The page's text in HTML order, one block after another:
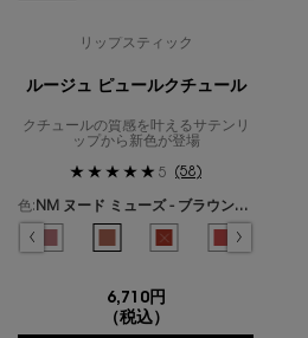
リップスティック
ルージュ ピュールクチュール
クチュールの質感を叶えるサテンリ
ップから新色が登場
5 (58)
色:
NM ヌード ミューズ - ブラウンを忍ばせたウォームヌード
色を選択してください
{1} の場合
チュール、1/36
を含んだピンクヌード のカラー ルージュ ピ
ジュ ピュールクチュール、3/36
カラー ルージュ ピュールクチュール、4/36
たブライトヌード のカラー ルージュ ピュー
魅せるサーモンピンク のカラー ルージュ ピ
- 素肌に馴染むモーヴヌード のカラー ルージ
在庫切れです, N13 エフォートレス マルー
ランデブー - センシュアルなミスティローズ
択済み
品バリエーションは在庫切れです, N15 ヌー
N44 ヌード ラヴァリエール - フレンチ
選択済み
NM ヌード ミューズ - ブラウ
選択済み
商品バリエーション
選択済み
O7 トラン
6,710円
（税込）